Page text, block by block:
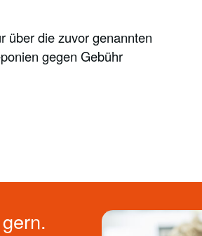
über die zuvor genannten
gegen Gebühr